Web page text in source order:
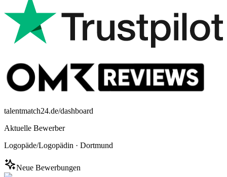
talentmatch24.de/dashboard
Aktuelle Bewerber
Logopäde/Logopädin · Dortmund
Neue Bewerbungen